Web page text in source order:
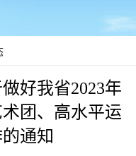
好我省2023年
团、高水平运
通知